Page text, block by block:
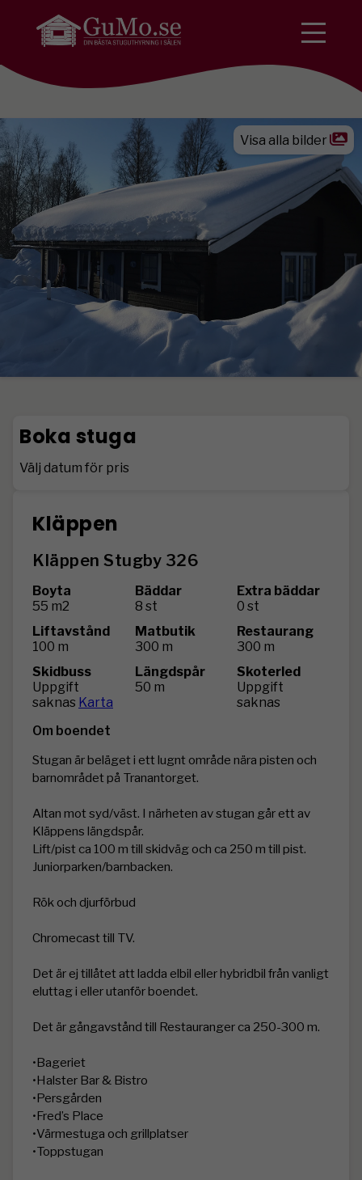
Visa alla bilder
Kläppen
Kläppen Stugby 326
Boyta
55 m2
Bäddar
8 st
Extra bäddar
0 st
Liftavstånd
100 m
Matbutik
300 m
Restaurang
300 m
Skidbuss
Uppgift
saknas Karta
Längdspår
50 m
Skoterled
Uppgift
saknas
Om boendet
Stugan är beläget i ett lugnt område nära pisten och
barnområdet på Tranantorget.
Altan mot syd/väst. I närheten av stugan går ett av
Kläppens längdspår.
Lift/pist ca 100 m till skidväg och ca 250 m till pist.
Juniorparken/barnbacken.
Rök och djurförbud
Chromecast till TV.
Det är ej tillåtet att ladda elbil eller hybridbil från vanligt
eluttag i eller utanför boendet.
Det är gångavstånd till Restauranger ca 250-300 m.
•Bageriet
•Halster Bar & Bistro
•Persgården
•Fred’s Place
•Värmestuga och grillplatser
•Toppstugan
Boka stuga
Välj datum för pris